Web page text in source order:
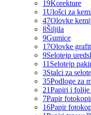
19Korekture
1Ulošci za
47Olovke
8Šiljila
9Gumice
17Olovke
9Selotejp
11 Selotejp
3Stalci za
35Podloge za
21Papiri i folije
7Papir
16Papir